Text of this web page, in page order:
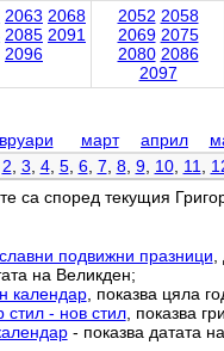
2063 2068
2085 2091
2096
2052 2058
2069 2075
2080 2086
2097
март април
2 3 4, 5, 6, 7 8, 9, 10, 11
са според текущия
подвижни празници
на Великден;
календар, показва цяла
стил - нов стил, показва
- показва датата